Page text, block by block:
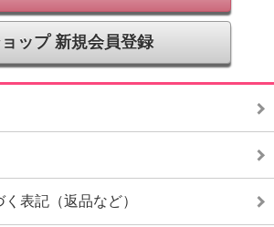
ップ 新規会員登録
表記（返品など）